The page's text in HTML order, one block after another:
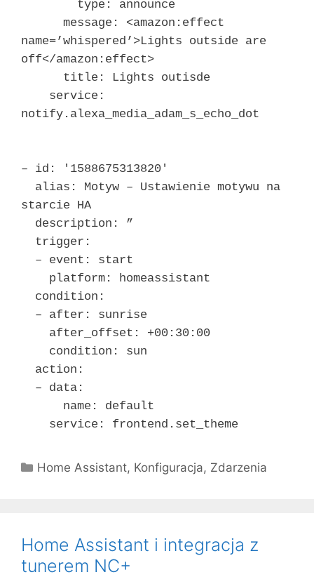
type: announce
message: <amazon:effect
name=’whispered’>Lights outside are
off</amazon:effect>
title: Lights outisde
service:
notify.alexa_media_adam_s_echo_dot
– id: '1588675313820′
alias: Motyw – Ustawienie motywu na
starcie HA
description: ”
trigger:
– event: start
platform: homeassistant
condition:
– after: sunrise
after_offset: +00:30:00
condition: sun
action:
– data:
name: default
service: frontend.set_theme
Kategorie
Home Assistant, Konfiguracja, Zdarzenia
Home Assistant i integracja z
tunerem NC+